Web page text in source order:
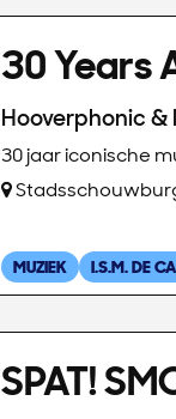
30 Years
Hooverphonic &
30 jaar iconische
MUZIEK I.S.M. DE
SPAT!